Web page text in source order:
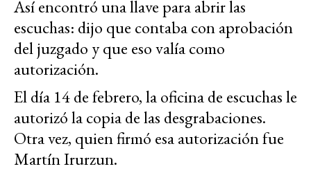
Así encontró una llave para abrir las
escuchas: dijo que contaba con aprobación
del juzgado y que eso valía como
autorización.
El día 14 de febrero, la oficina de escuchas le
autorizó la copia de las desgrabaciones.
Otra vez, quien firmó esa autorización fue
Martín Irurzun.